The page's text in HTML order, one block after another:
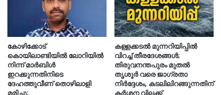
കോഴിക്കോട്
കൊയിലാണ്ടിയിൽ ലോറിയിൽ
നിന്ന് മാർബിൾ
ഇറക്കുന്നതിനിടെ
ദേഹത്തുവീണ് തൊഴിലാളി
മരിച്ചു;
കള്ളക്കടൽ മുന്നറിയിപ്പിൽ
വിറച്ച് തീരദേശങ്ങൾ;
തിരുവനന്തപുരം മുതൽ
തൃശൂർ വരെ ജാഗ്രതാ
നിർദ്ദേശം, കടലിലിറങ്ങുന്നതിന്
കര്‍ശന വിലക്ക്